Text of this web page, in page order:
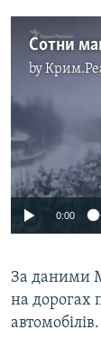
by
0:00
За даними
на дорогах
автомобілів.